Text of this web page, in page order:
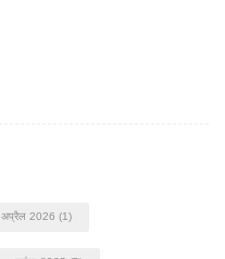
अप्रैल 2026 (1)